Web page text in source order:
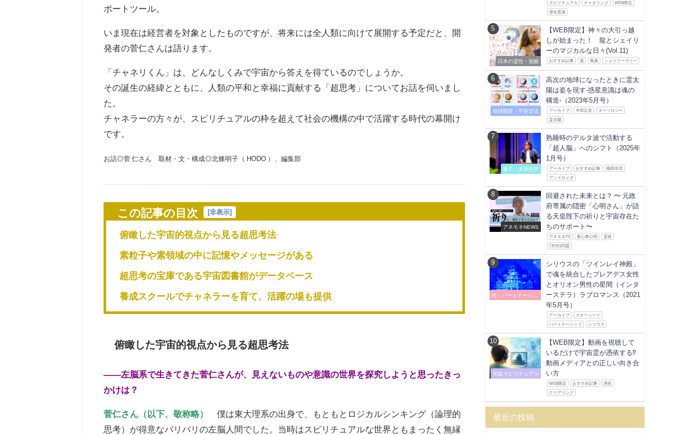
ポートツール。
いま現在は経営者を対象としたものですが、将来には全人類に向けて展開する予定だと、開
発者の菅仁さんは語ります。
「チャネリくん」は、どんなしくみで宇宙から答えを得ているのでしょうか。
その誕生の経緯とともに、人類の平和と幸福に貢献する「超思考」についてお話を伺いまし
た。
チャネラーの方々が、スピリチュアルの枠を超えて社会の機構の中で活躍する時代の幕開け
です。
お話◎菅 仁さん 取材・文・構成◎北條明子（ HODO ）、編集部
この記事の目次 [非表示]
俯瞰した宇宙的視点から見る超思考法
素粒子や素領域の中に記憶やメッセージがある
超思考の宝庫である宇宙図書館がデータベース
養成スクールでチャネラーを育て、活躍の場も提供
俯瞰した宇宙的視点から見る超思考法
——左脳系で生きてきた菅仁さんが、見えないものや意識の世界を探究しようと思ったきっ
かけは？
菅仁さん（以下、敬称略）
僕は東大理系の出身で、もともとロジカルシンキング（論理的
思考）が得意なバリバリの左脳人間でした。当時はスピリチュアルな世界ともまったく無縁
スピリチュアル チャネリング WEB限定
潜在意識
日本の霊性・覚醒
【WEB限定】神々の大引っ越
しが始まった！ 龍とシェイリ
ーのマジカルな日々(Vol.11)
おすすめ記事 龍 鳳凰 シェイリーマリー
地球開星・宇宙交流
高次の地球になったときに霊太
陽は姿を現す-惑星意識は魂の
構造-（2023年5月号）
アーカイブ 半田広宣 ヌーソロジー
霊太陽
量子・未来科学
熟睡時のデルタ波で活動する
「超人脳」へのシフト（2025年
1月号）
アーカイブ おすすめ記事 梅田尚宏
アンドロメダ
アネモネNEWS
回避された未来とは？ 〜 元政
府専属の隠密「心明さん」が語
る天皇陛下の祈りと宇宙存在た
ちのサポート〜
アネモネTV 香心華心明 霊視
7月5日問題
性・パートナーシッ
シリウスの「ツインレイ神殿」
で魂を統合したプレアデス女性
とオリオン男性の星間（インタ
ーステラ）ラブロマンス（2021
年5月号）
アーカイブ スターシード
パートナーシップ シリウス
実践スピリチュアル
【WEB限定】動画を視聴して
いるだけで宇宙霊が憑依する⁉
動画メディアとの正しい向き合
い方
WEB限定 おすすめ記事 憑依
クリアリング
最近の投稿